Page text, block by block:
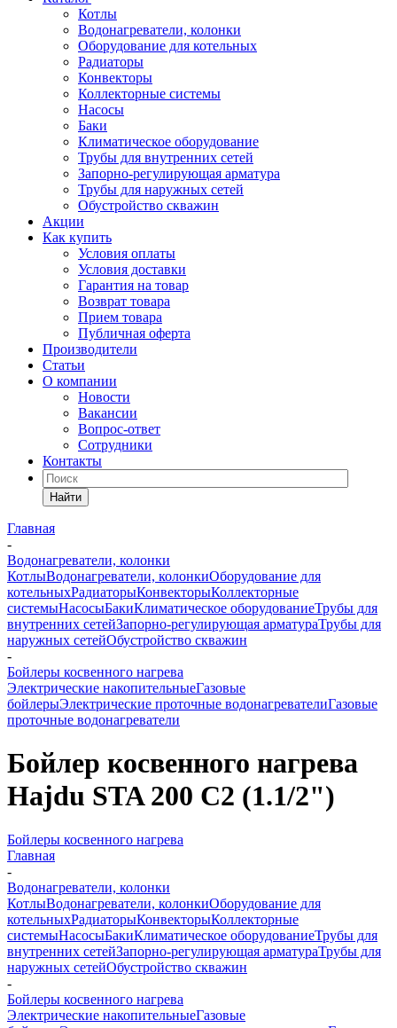
Котлы
Водонагреватели, колонки
Оборудование для котельных
Радиаторы
Конвекторы
Коллекторные системы
Насосы
Баки
Климатическое оборудование
Трубы для внутренних сетей
Запорно-регулирующая арматура
Трубы для наружных сетей
Обустройство скважин
Акции
Как купить
Условия оплаты
Условия доставки
Гарантия на товар
Возврат товара
Прием товара
Публичная оферта
Производители
Статьи
О компании
Новости
Вакансии
Вопрос-ответ
Сотрудники
Контакты
Найти
Главная
-
Водонагреватели, колонки
КотлыВодонагреватели, колонкиОборудование для
котельныхРадиаторыКонвекторыКоллекторные
системыНасосыБакиКлиматическое оборудованиеТрубы для
внутренних сетейЗапорно-регулирующая арматураТрубы для
наружных сетейОбустройство скважин
-
Бойлеры косвенного нагрева
Электрические накопительныеГазовые
бойлерыЭлектрические проточные водонагревателиГазовые
проточные водонагреватели
Бойлер косвенного нагрева
Hajdu STA 200 C2 (1.1/2")
Бойлеры косвенного нагрева
Главная
-
Водонагреватели, колонки
КотлыВодонагреватели, колонкиОборудование для
котельныхРадиаторыКонвекторыКоллекторные
системыНасосыБакиКлиматическое оборудованиеТрубы для
внутренних сетейЗапорно-регулирующая арматураТрубы для
наружных сетейОбустройство скважин
-
Бойлеры косвенного нагрева
Электрические накопительныеГазовые